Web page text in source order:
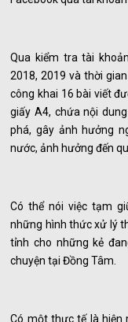
Qua kiểm tra tài
2018, 2019 và thời
công khai 16 bài viết
giấy A4, chứa nội
phá, gây ảnh hưởng
nước, ảnh hưởng đến
Có thể nói việc tạm
những hình thức xử lý
tỉnh cho những kẻ
chuyện tại Đồng Tâm.
Có một thực tế là hiện